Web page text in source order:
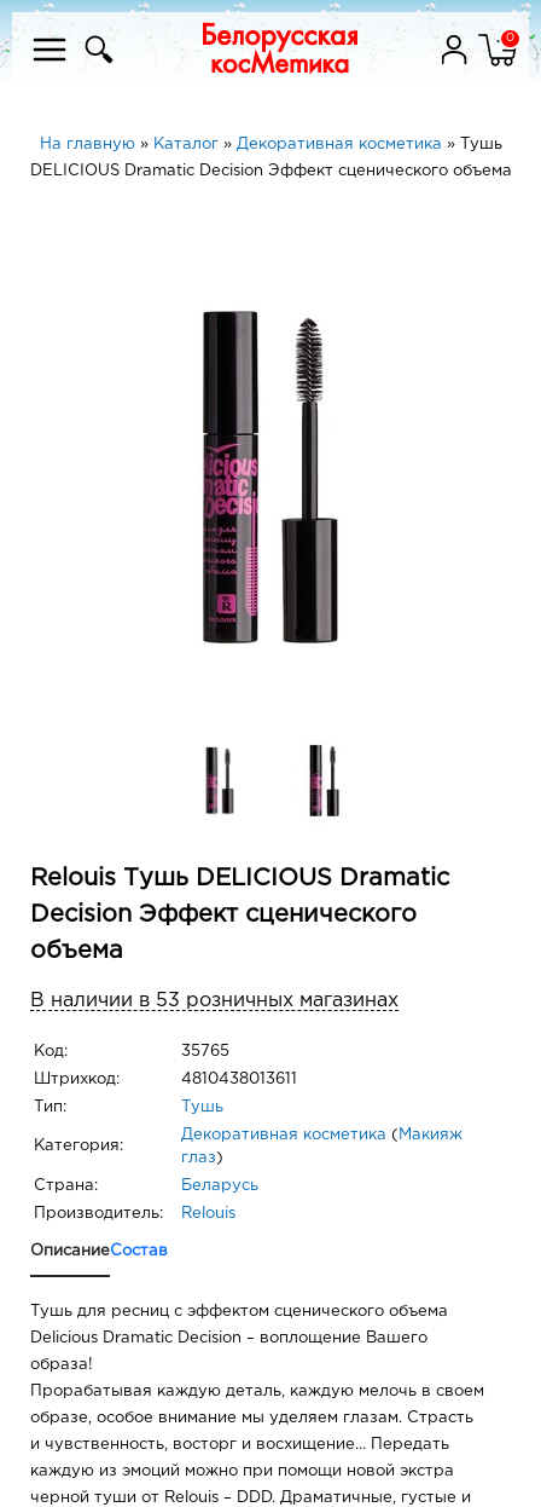
0
На главную» Каталог» Декоративная косметика »
Тушь
DELICIOUS Dramatic Decision Эффект сценического объема
Relouis Тушь DELICIOUS Dramatic
Decision Эффект сценического
объема
В наличии в 53 розничных магазинах
Код: 35765
Штрихкод: 4810438013611
Тип: Тушь
Категория:
Декоративная косметика ( Макияж
глаз )
Страна: Беларусь
Производитель: Relouis
ОписаниеСостав
Тушь для ресниц с эффектом сценического объема
Delicious Dramatic Decision – воплощение Вашего
образа!
Прорабатывая каждую деталь, каждую мелочь в своем
образе, особое внимание мы уделяем глазам. Страсть
и чувственность, восторг и восхищение… Передать
каждую из эмоций можно при помощи новой экстра
черной туши от Relouis – DDD. Драматичные, густые и